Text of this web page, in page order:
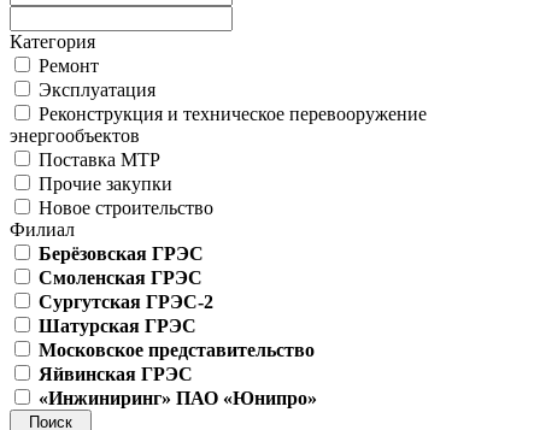
Категория
Ремонт
Эксплуатация
Реконструкция и техническое перевооружение
энергообъектов
Поставка МТР
Прочие закупки
Новое строительство
Филиал
Берёзовская ГРЭС
Смоленская ГРЭС
Сургутская ГРЭС-2
Шатурская ГРЭС
Московское представительство
Яйвинская ГРЭС
«Инжиниринг» ПАО «Юнипро»